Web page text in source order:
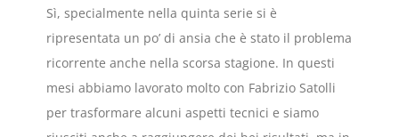
Sì, specialmente nella quinta serie si è
ripresentata un po’ di ansia che è stato il problema
ricorrente anche nella scorsa stagione. In questi
mesi abbiamo lavorato molto con Fabrizio Satolli
per trasformare alcuni aspetti tecnici e siamo